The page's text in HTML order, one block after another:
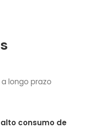
a longo prazo
consumo de